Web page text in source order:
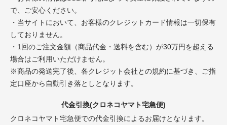
で、ご安心ください。
・当サイトにおいて、お客様のクレジットカード情報は一切保有
しておりません。
・1回のご注文金額（商品代金・送料を含む）が30万円を超える
場合はご利用いただけません。
※商品の発送完了後、各クレジット会社との規約に基づき、ご指
定口座から自動引き落としとなります。
代金引換(クロネコヤマト宅急便)
クロネコヤマト宅急便での代金引換によるお届けとなります。